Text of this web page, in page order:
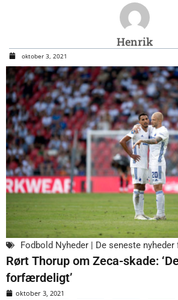
Henrik
oktober 3, 2021
Fodbold Nyheder | De seneste nyheder
Rørt Thorup om Zeca-skade:
forfærdeligt’
oktober 3, 2021